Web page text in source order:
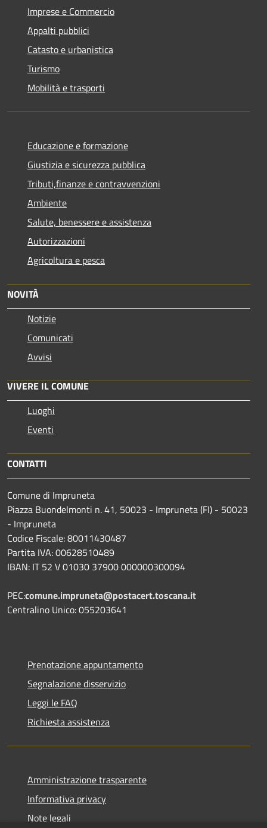
Imprese e Commercio
Appalti pubblici
Catasto e urbanistica
Turismo
Mobilità e trasporti
Educazione e formazione
Giustizia e sicurezza pubblica
Tributi,finanze e contravvenzioni
Ambiente
Salute, benessere e assistenza
Autorizzazioni
Agricoltura e pesca
NOVITÀ
Notizie
Comunicati
Avvisi
VIVERE IL COMUNE
Luoghi
Eventi
CONTATTI
Comune di Impruneta
Piazza Buondelmonti n. 41, 50023 - Impruneta (FI) - 50023
- Impruneta
Codice Fiscale: 80011430487
Partita IVA: 00628510489
IBAN: IT 52 V 01030 37900 000000300094
PEC:comune.impruneta@postacert.toscana.it
Centralino Unico: 055203641
Prenotazione appuntamento
Segnalazione disservizio
Leggi le FAQ
Richiesta assistenza
Amministrazione trasparente
Informativa privacy
Note legali